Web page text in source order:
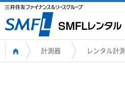
計測器 レンタル計